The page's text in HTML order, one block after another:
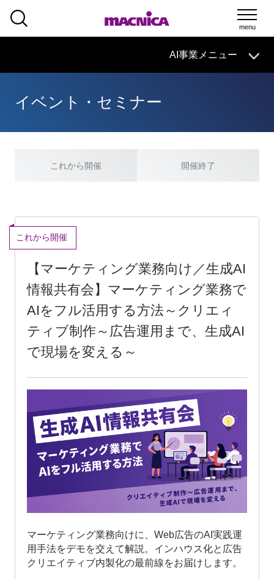
AI事業メニュー
AI事業HOME
AIで実現できること
セミナー
資料一覧
イベント・セミナー
これから開催 開催終了
これから開催
【マーケティング業務向け／生成AI
情報共有会】マーケティング業務で
AIをフル活用する方法～クリエィ
ティブ制作～広告運用まで、生成AI
で現場を変える～
マーケティング業務向けに、Web広告のAI実践運
用手法をデモを交えて解説。インハウス化と広告
クリエイティブ内製化の最前線をお届けします。